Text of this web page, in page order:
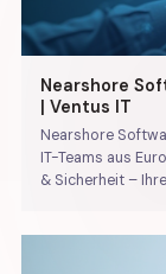
Nearshore
| Ventus IT
Nearshore
IT-Teams aus
& Sicherheit –